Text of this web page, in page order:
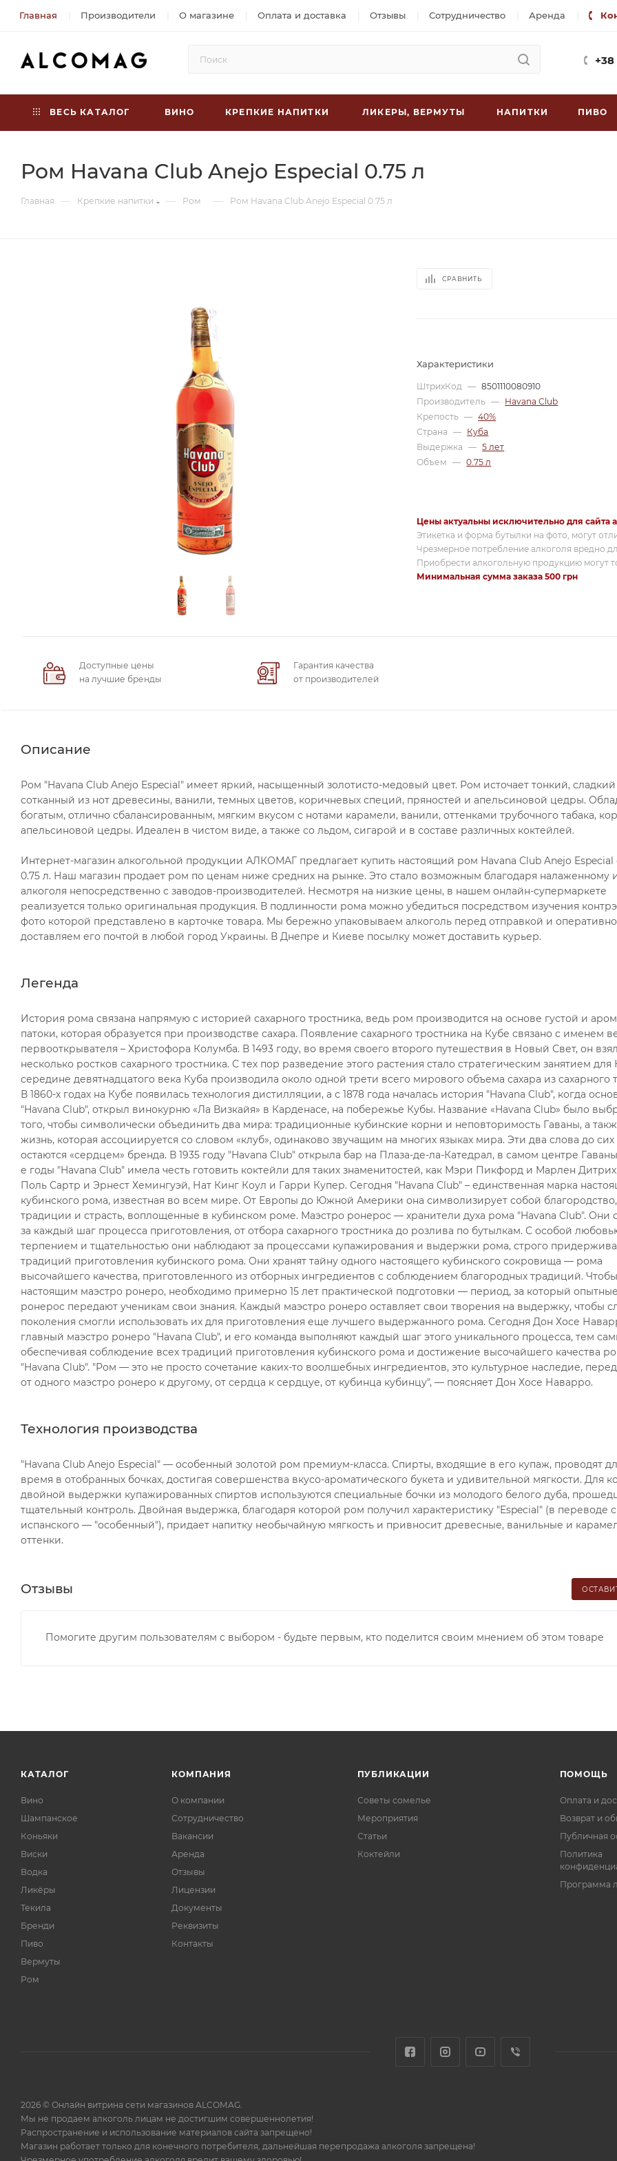
Главная Производители О магазине Оплата и доставка Отзывы Сотрудничество Аренда
ВЕСЬ КАТАЛОГ ВИНО КРЕПКИЕ НАПИТКИ ЛИКЕРЫ, ВЕРМУТЫ НАПИТКИ ПИВО
Ром Havana Club Anejo Especial 0.75 л
Главная — Крепкие напитки — Ром — Ром Havana Club Anejo Especial 0.75 л
СРАВНИТЬ
Характеристики
ШтрихКод — 8501110080910
Производитель — Havana Club
Крепость — 40%
Страна
— Куба
Выдержка
— 5 лет
Объем
— 0.75 л
Цены актуальны исключительно для сайта
Этикетка и форма бутылки на фото, могут
Чрезмерное потребление алкоголя вредно
Приобрести алкогольную продукцию могут
Минимальная сумма заказа 500 грн
Доступные цены
на лучшие бренды
Гарантия качества
от производителей
Описание
Ром "Havana Club Anejo Especial" имеет яркий, насыщенный золотисто-медовый цвет. Ром источает тонкий, сладкий
сотканный из нот древесины, ванили, темных цветов, коричневых специй, пряностей и апельсиновой цедры.
богатым, отлично сбалансированным, мягким вкусом с нотами карамели, ванили, оттенками трубочного табака,
апельсиновой цедры. Идеален в чистом виде, а также со льдом, сигарой и в составе различных коктейлей.
Интернет-магазин алкогольной продукции АЛКОМАГ предлагает купить настоящий ром Havana Club Anejo
0.75 л. Наш магазин продает ром по ценам ниже средних на рынке. Это стало возможным благодаря налаженному
алкоголя непосредственно с заводов-производителей. Несмотря на низкие цены, в нашем онлайн-супермаркете
реализуется только оригинальная продукция. В подлинности рома можно убедиться посредством изучения
фото которой представлено в карточке товара. Мы бережно упаковываем алкоголь перед отправкой и оперативно
доставляем его почтой в любой город Украины. В Днепре и Киеве посылку может доставить курьер.
Легенда
История рома связана напрямую с историей сахарного тростника, ведь ром производится на основе густой и
патоки, которая образуется при производстве сахара. Появление сахарного тростника на Кубе связано с именем
первооткрывателя – Христофора Колумба. В 1493 году, во время своего второго путешествия в Новый Свет, он
несколько ростков сахарного тростника. С тех пор разведение этого растения стало стратегическим занятием для
середине девятнадцатого века Куба производила около одной трети всего мирового объема сахара из сахарного
В 1860-х годах на Кубе появилась технология дистилляции, а с 1878 года началась история "Havana Club", когда
"Havana Club", открыл винокурню «Ла Визкайя» в Карденасе, на побережье Кубы. Название «Havana Club» было
того, чтобы символически объединить два мира: традиционные кубинские корни и неповторимость Гаваны, а
жизнь, которая ассоциируется со словом «клуб», одинаково звучащим на многих языках мира. Эти два слова до
остаются «сердцем» бренда. В 1935 году "Havana Club" открыла бар на Плаза-де-ла-Катедрал, в самом центре
е годы "Havana Club" имела честь готовить коктейли для таких знаменитостей, как Мэри Пикфорд и Марлен
Поль Сартр и Эрнест Хемингуэй, Нат Кинг Коул и Гарри Купер. Сегодня "Havana Club" – единственная марка
кубинского рома, известная во всем мире. От Европы до Южной Америки она символизирует собой благородство,
традиции и страсть, воплощенные в кубинском роме. Маэстро ронерос — хранители духа рома "Havana Club". Они
за каждый шаг процесса приготовления, от отбора сахарного тростника до розлива по бутылкам. С особой
терпением и тщательностью они наблюдают за процессами купажирования и выдержки рома, строго
традиций приготовления кубинского рома. Они хранят тайну одного настоящего кубинского сокровища — рома
высочайшего качества, приготовленного из отборных ингредиентов с соблюдением благородных традиций. Чтобы
настоящим маэстро ронеро, необходимо примерно 15 лет практической подготовки — период, за который
ронерос передают ученикам свои знания. Каждый маэстро ронеро оставляет свои творения на выдержку, чтобы
поколения смогли использовать их для приготовления еще лучшего выдержанного рома. Сегодня Дон Хосе
главный маэстро ронеро "Havana Club", и его команда выполняют каждый шаг этого уникального процесса, тем
обеспечивая соблюдение всех традиций приготовления кубинского рома и достижение высочайшего качества
"Havana Club". "Ром — это не просто сочетание каких-то воолшебных ингредиентов, это культурное наследие,
от одного маэстро ронеро к другому, от сердца к сердцуе, от кубинца кубинцу", — поясняет Дон Хосе Наварро.
Технология производства
"Havana Club Anejo Especial" — особенный золотой ром премиум-класса. Спирты, входящие в его купаж, проводят
время в отобранных бочках, достигая совершенства вкусо-ароматического букета и удивительной мягкости. Для
двойной выдержки купажированных спиртов используются специальные бочки из молодого белого дуба,
тщательный контроль. Двойная выдержка, благодаря которой ром получил характеристику "Especial" (в переводе с
испанского — "особенный"), придает напитку необычайную мягкость и привносит древесные, ванильные и
оттенки.
Отзывы
Помогите другим пользователям с выбором - будьте первым, кто поделится своим мнением об этом товаре
КАТАЛОГ
Вино
Шампанское
Коньяки
Виски
Водка
Ликёры
Текила
Бренди
Пиво
Вермуты
Ром
КОМПАНИЯ
О компании
Сотрудничество
Вакансии
Аренда
Отзывы
Лицензии
Документы
Реквизиты
Контакты
ПУБЛИКАЦИИ
Советы сомелье
Мероприятия
Статьи
Коктейли
ПОМОЩЬ
Оплата и
Возврат и
Публичная
Политика
Программа
2026 © Онлайн витрина сети магазинов ALCOMAG.
Мы не продаем алкоголь лицам не достигшим совершеннолетия!
Распространение и использование материалов сайта запрещено!
Магазин работает только для конечного потребителя, дальнейшая перепродажа алкоголя запрещена!